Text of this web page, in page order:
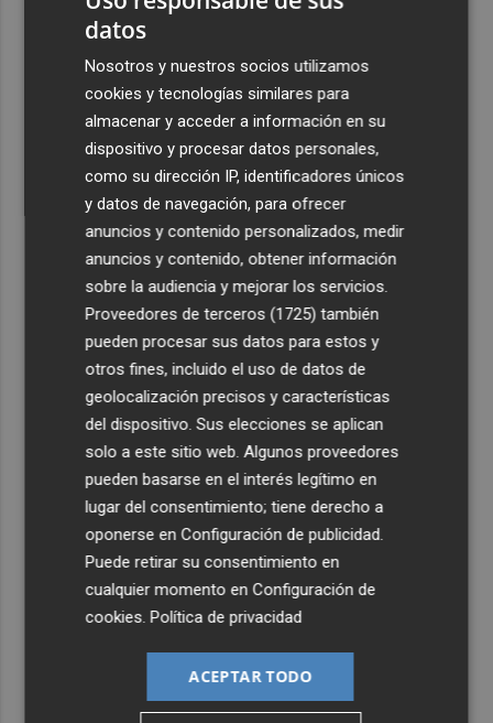
datos
Nosotros y nuestros socios utilizamos
cookies y tecnologías similares para
almacenar y acceder a información en su
dispositivo y procesar datos personales,
como su dirección IP, identificadores únicos
y datos de navegación, para ofrecer
anuncios y contenido personalizados, medir
anuncios y contenido, obtener información
sobre la audiencia y mejorar los servicios.
Proveedores de terceros (1725) también
pueden procesar sus datos para estos y
otros fines, incluido el uso de datos de
geolocalización precisos y características
del dispositivo. Sus elecciones se aplican
solo a este sitio web. Algunos proveedores
pueden basarse en el interés legítimo en
lugar del consentimiento; tiene derecho a
oponerse enConfiguración de publicidad
Puede retirar su consentimiento en
cualquier momento enConfiguración de
cookies .Política de privacidad
ACEPTAR TODO